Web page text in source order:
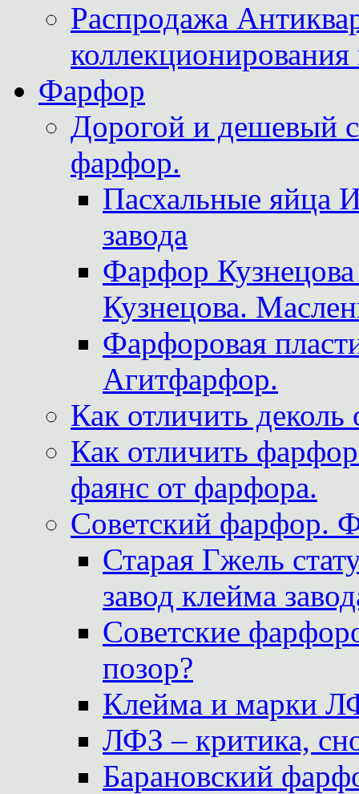
Распродажа
Фарфор
Дорогой и дешевый
фарфор.
Пасхальные яйца
завода
Фарфор
Кузнецова.
Фарфоровая
Агитфарфор.
Как отличить
Как отличить
фаянс от фарфора.
Советский фарфор.
Старая Гжель
завод клейма
Советские
позор?
Клейма и марки
ЛФЗ – критика,
Барановский